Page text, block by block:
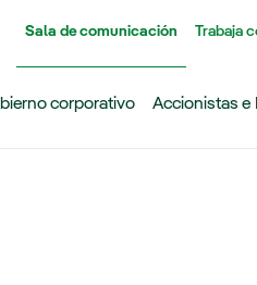
Sala de comunicación Trabaja
corporativo Accionistas e